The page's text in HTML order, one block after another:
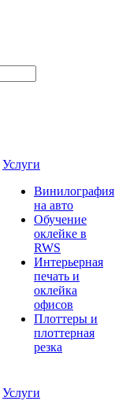
Услуги
Винилография
на авто
Обучение
оклейке в
RWS
Интерьерная
печать и
оклейка
офисов
Плоттеры и
плоттерная
резка
Услуги